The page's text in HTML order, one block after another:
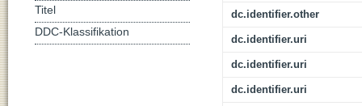
dc.identifier.other
dc.identifier.uri
dc.identifier.uri
dc.identifier.uri
Titel
DDC-Klassifikation